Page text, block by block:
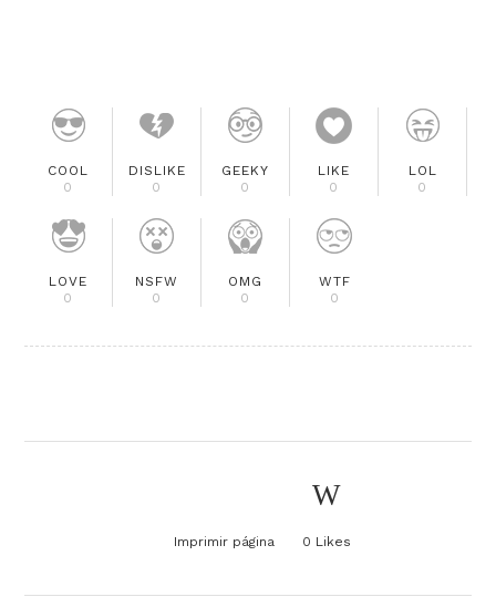
COOL
0
DISLIKE
0
GEEKY
0
LIKE
0
LOL
0
LOVE
0
NSFW
0
OMG
0
WTF
0
Imprimir página 0 Likes